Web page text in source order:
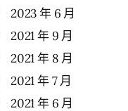
2023 年 6 月
2021 年 9 月
2021 年 8 月
2021 年 7 月
2021 年 6 月